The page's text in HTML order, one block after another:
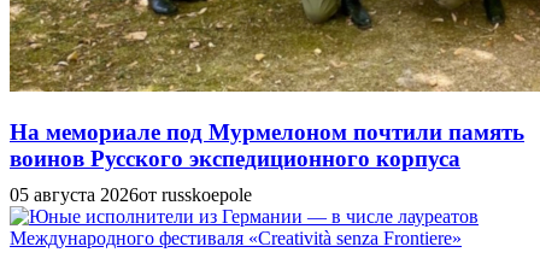
На мемориале под Мурмелоном почтили память
воинов Русского экспедиционного корпуса
05 августа 2026от russkoepole